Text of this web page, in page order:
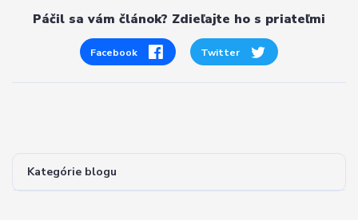
Kategórie blogu
Páčil sa vám článok? Zdieľajte ho s priateľmi
Facebook Twitter